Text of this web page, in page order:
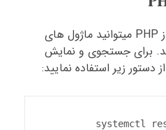
برای استفاده های متفاوت از PHP میتوانید ماژول های
برای جستجوی و نمایش
دستور زیر استفاده نمایید:
systemctl